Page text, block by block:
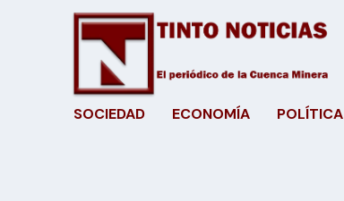
SOCIEDAD ECONOMÍA POLÍTICA